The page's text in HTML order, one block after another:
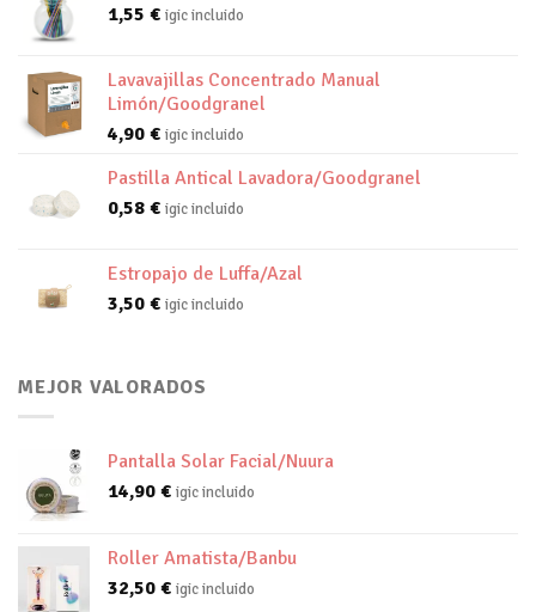
1,55 € igic incluido
Lavavajillas Concentrado Manual
Limón/Goodgranel
4,90 € igic incluido
Pastilla Antical Lavadora/Goodgranel
0,58 € igic incluido
Estropajo de Luffa/Azal
3,50 € igic incluido
MEJOR VALORADOS
Pantalla Solar Facial/Nuura
14,90 € igic incluido
Roller Amatista/Banbu
32,50 € igic incluido